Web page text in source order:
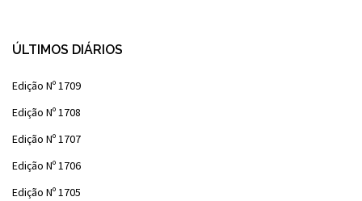
ÚLTIMOS DIÁRIOS
Edição Nº 1709
Edição Nº 1708
Edição Nº 1707
Edição Nº 1706
Edição Nº 1705